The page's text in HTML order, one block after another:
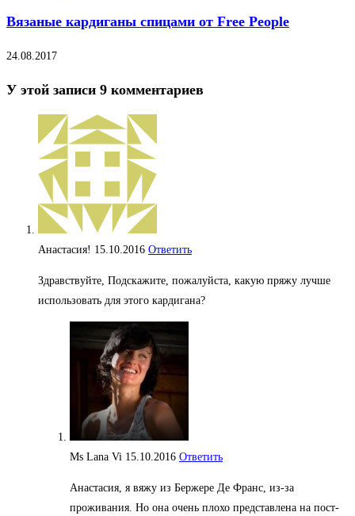
Вязаные кардиганы спицами от Free People
24.08.2017
У этой записи 9 комментариев
Анастасия! 15.10.2016 Ответить
Здравствуйте, Подскажите, пожалуйста, какую пряжу лучше
использовать для этого кардигана?
Ms Lana Vi 15.10.2016 Ответить
Анастасия, я вяжу из Бержере Де Франс, из-за
проживания. Но она очень плохо представлена на пост-